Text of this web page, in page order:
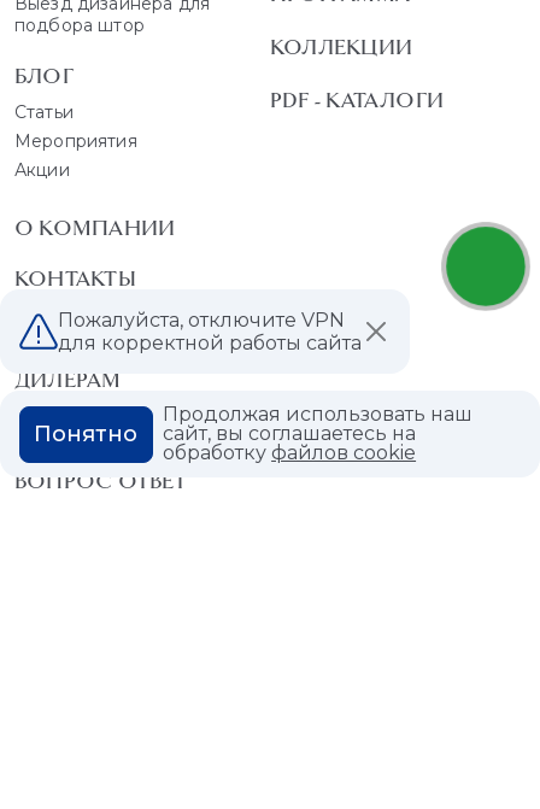
подбора штор
БЛОГ
Статьи
Мероприятия
Акции
КОЛЛЕКЦИИ
PDF - КАТАЛОГИ
О КОМПАНИИ
КОНТАКТЫ
МАГАЗИНЫ
ДИЛЕРАМ
ВАКАНСИИ
ВОПРОС ОТВЕТ
Пожалуйста, отключите VPN
для корректной работы сайта
Продолжая использовать наш
сайт, вы соглашаетесь на
обработкуфайлов cookie
Понятно